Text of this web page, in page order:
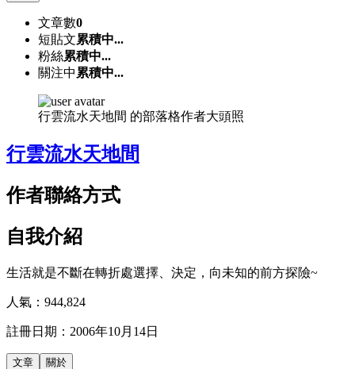
文章數0
短貼文累積中...
粉絲累積中...
關注中 累積中...
行雲流水天地間 的部落格作者大頭照
行雲流水天地間
作者聯絡方式
自我介紹
生活就是不斷在轉折處選擇、決定，向未知的前方探險~
人氣： 944,824
註冊日期： 2006年10月14日
文章 關於